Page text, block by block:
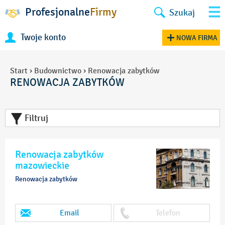
ProfesjonalneFirmy Szukaj
Twoje konto NOWA FIRMA
Start › Budownictwo › Renowacja zabytków
RENOWACJA ZABYTKÓW
Filtruj
Renowacja zabytków
mazowieckie
Renowacja zabytków
Email Telefon